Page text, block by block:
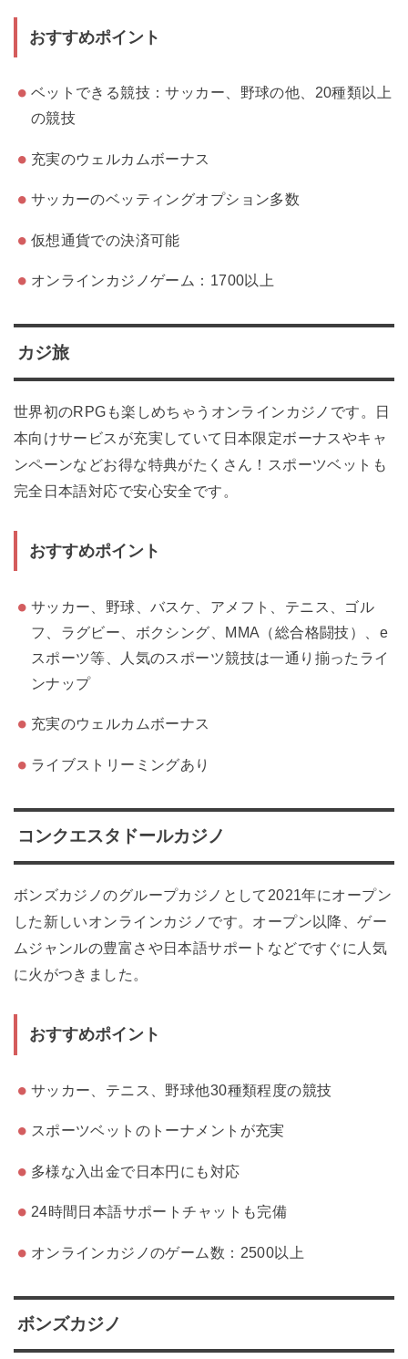
おすすめポイント
ベットできる競技：サッカー、野球の他、20種類以上
の競技
充実のウェルカムボーナス
サッカーのベッティングオプション多数
仮想通貨での決済可能
オンラインカジノゲーム：1700以上
カジ旅
世界初のRPGも楽しめちゃうオンラインカジノです。日
本向けサービスが充実していて日本限定ボーナスやキャ
ンペーンなどお得な特典がたくさん！スポーツベットも
完全日本語対応で安心安全です。
おすすめポイント
サッカー、野球、バスケ、アメフト、テニス、ゴル
フ、ラグビー、ボクシング、MMA（総合格闘技）、e
スポーツ等、人気のスポーツ競技は一通り揃ったライ
ンナップ
充実のウェルカムボーナス
ライブストリーミングあり
コンクエスタドールカジノ
ボンズカジノのグループカジノとして2021年にオープン
した新しいオンラインカジノです。オープン以降、ゲー
ムジャンルの豊富さや日本語サポートなどですぐに人気
に火がつきました。
おすすめポイント
サッカー、テニス、野球他30種類程度の競技
スポーツベットのトーナメントが充実
多様な入出金で日本円にも対応
24時間日本語サポートチャットも完備
オンラインカジノのゲーム数：2500以上
ボンズカジノ